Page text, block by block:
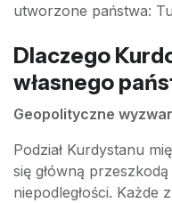
utworzone państwa:
Dlaczego
własnego
Geopolityczne
Podział Kurdystanu
się główną
niepodległości. Każde